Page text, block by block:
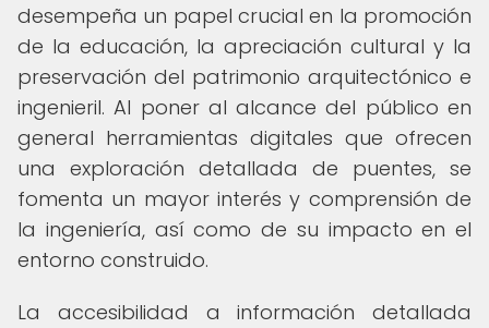
desempeña un papel crucial en la promoción
de la educación, la apreciación cultural y la
preservación del patrimonio arquitectónico e
ingenieril. Al poner al alcance del público en
general herramientas digitales que ofrecen
una exploración detallada de puentes, se
fomenta un mayor interés y comprensión de
la ingeniería, así como de su impacto en el
entorno construido.
La accesibilidad a información detallada